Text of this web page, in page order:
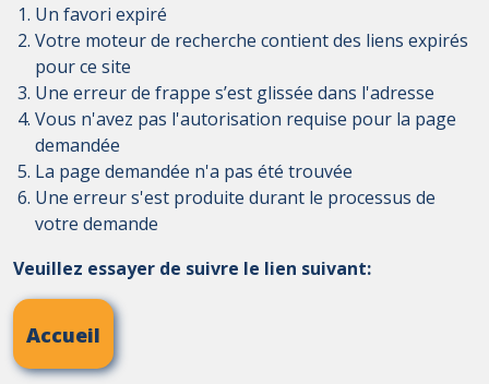
Un favori expiré
Votre moteur de recherche contient des liens expirés
pour ce site
Une erreur de frappe s’est glissée dans l'adresse
Vous n'avez pas l'autorisation requise pour la page
demandée
La page demandée n'a pas été trouvée
Une erreur s'est produite durant le processus de
votre demande
Veuillez essayer de suivre le lien suivant:
Accueil